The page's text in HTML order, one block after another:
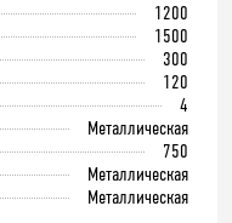
1200
1500
300
120
4
Металлическая
750
Металлическая
Металлическая